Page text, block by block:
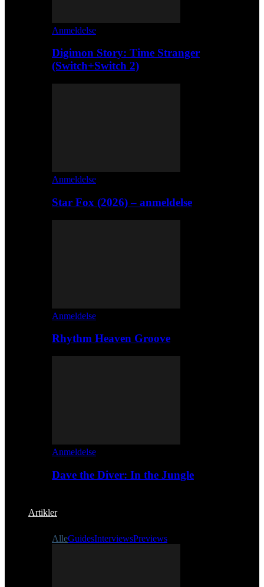
Anmeldelse
Digimon Story: Time Stranger
(Switch+Switch 2)
Anmeldelse
Star Fox (2026) – anmeldelse
Anmeldelse
Rhythm Heaven Groove
Anmeldelse
Dave the Diver: In the Jungle
Artikler
AlleGuidesInterviewsPreviews